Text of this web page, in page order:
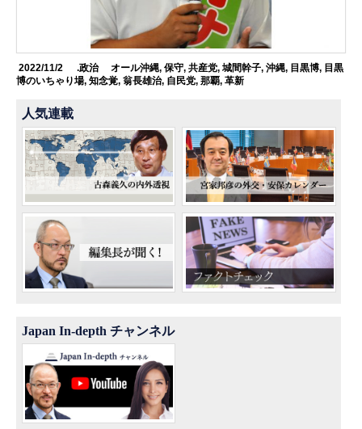
2022/11/2 .政治 オール沖縄, 保守, 共産党, 城間幹子, 沖縄, 目黒博, 目黒
博のいちゃり場,知念覚,翁長雄治, 自民党,那覇,革新
人気連載
Japan In-depth チャンネル